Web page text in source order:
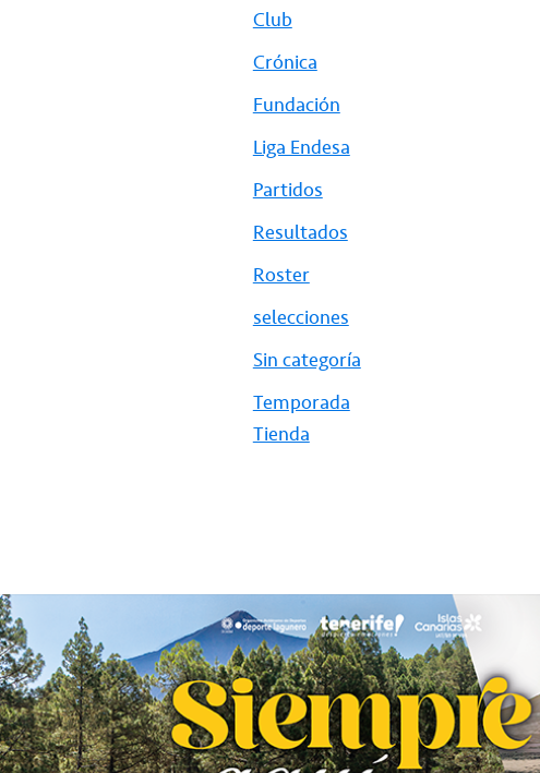
Club
Crónica
Fundación
Liga Endesa
Partidos
Resultados
Roster
selecciones
Sin categoría
Temporada
Tienda